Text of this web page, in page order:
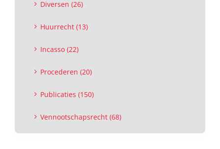
Diversen (26)
Huurrecht (13)
Incasso (22)
Procederen (20)
Publicaties (150)
Vennootschapsrecht (68)